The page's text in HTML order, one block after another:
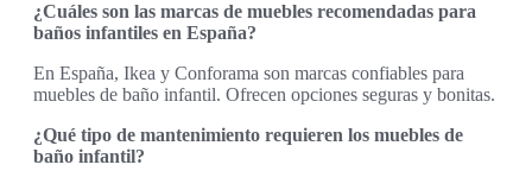
¿Cuáles son las marcas de muebles recomendadas para
baños infantiles en España?
En España, Ikea y Conforama son marcas confiables para
muebles de baño infantil. Ofrecen opciones seguras y bonitas.
¿Qué tipo de mantenimiento requieren los muebles de
baño infantil?